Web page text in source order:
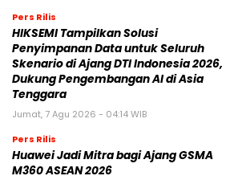
Pers Rilis
HIKSEMI Tampilkan Solusi
Penyimpanan Data untuk Seluruh
Skenario di Ajang DTI Indonesia 2026,
Dukung Pengembangan AI di Asia
Tenggara
Jumat, 7 Agu 2026 - 04:14 WIB
Pers Rilis
Huawei Jadi Mitra bagi Ajang GSMA
M360 ASEAN 2026